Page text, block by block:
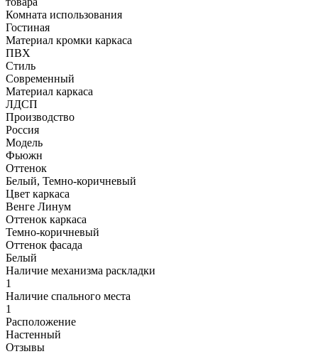
Комната использования
Гостиная
Материал кромки каркаса
ПВХ
Стиль
Современный
Материал каркаса
ЛДСП
Производство
Россия
Модель
Фьюжн
Оттенок
Белый, Темно-коричневый
Цвет каркаса
Венге Линум
Оттенок каркаса
Темно-коричневый
Оттенок фасада
Белый
Наличие механизма раскладки
1
Наличие спального места
1
Расположение
Настенный
Отзывы